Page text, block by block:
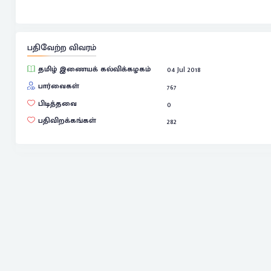
பதிவேற்ற விவரம்
தமிழ் இணையக் கல்விக்கழகம்
04 Jul 2018
பார்வைகள்
767
பிடித்தவை
0
பதிவிறக்கங்கள்
282